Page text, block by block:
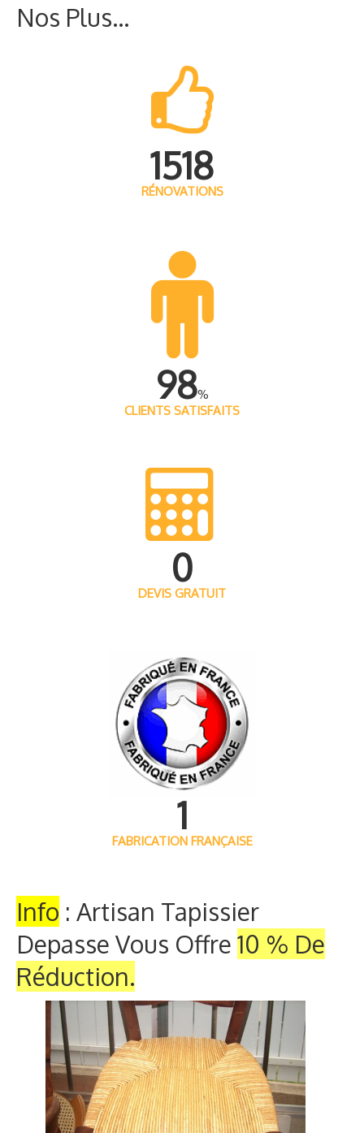
Nos Plus...
1518
RÉNOVATIONS
98%
CLIENTS SATISFAITS
0
DEVIS GRATUIT
1
FABRICATION FRANÇAISE
Info : Artisan Tapissier
Depasse Vous Offre 10 % De
Réduction.